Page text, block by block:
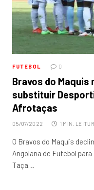
FUTEBOL 0
Bravos do Maquis
substituir
Afrotaças
05/07/2022 1 MIN.
O Bravos do Maquis
Angolana de Futebol
Taça…